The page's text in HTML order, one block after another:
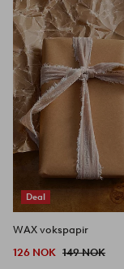
Deal
WAX vokspapir
126 NOK 149 NOK